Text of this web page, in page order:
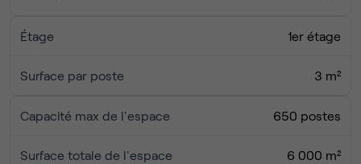
Étage 1er étage
Surface par poste 3 m²
Capacité max de l'espace 650 postes
Surface totale de l'espace 6 000 m²